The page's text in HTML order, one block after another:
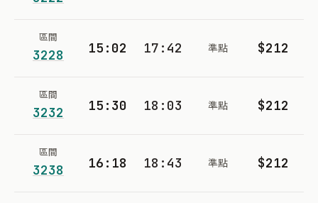
區間
3228 15:02 17:42 準點 $212
區間
3232 15:30 18:03 準點 $212
區間
3238 16:18 18:43 準點 $212